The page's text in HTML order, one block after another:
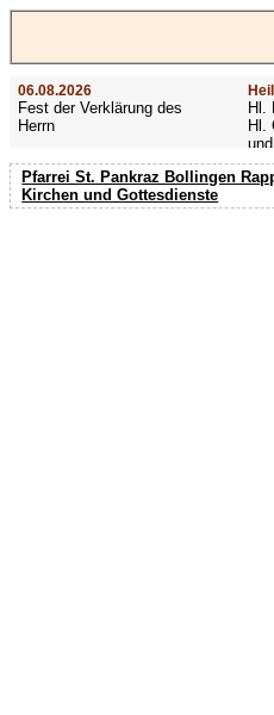
06.08.2026
Fest der Verklärung des
Herrn
Hl.
Hl.
Pfarrei St. Pankraz Bollingen
Kirchen und Gottesdienste